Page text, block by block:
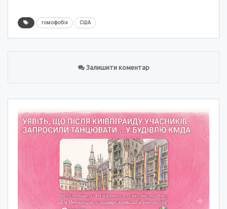
гомофобія США
Залишити коментар